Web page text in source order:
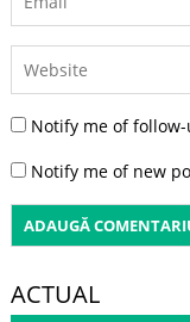
Notify me of
Notify me of new
ACTUAL